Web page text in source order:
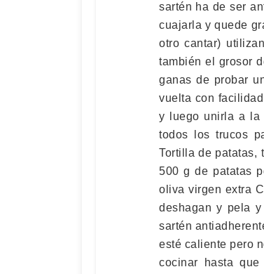
sartén ha de ser
cuajarla y quede
otro cantar)
también el grosor
ganas de probar
vuelta con
y luego unirla a la
todos los trucos
Tortilla de patatas,
500 g de patatas
oliva virgen extra
deshagan y pela
sartén
esté caliente pero
cocinar hasta